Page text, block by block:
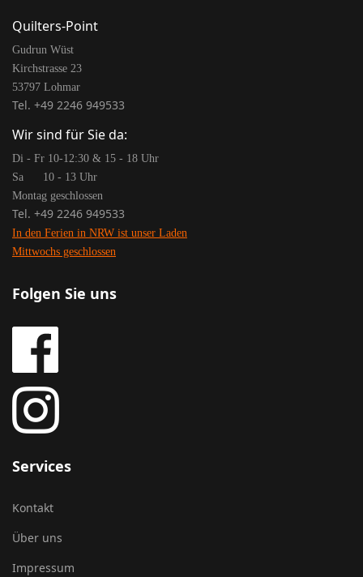
Quilters-Point
Gudrun Wüst
Kirchstrasse 23
53797 Lohmar
Tel. +49 2246 949533
Wir sind für Sie da:
Di - Fr 10-12:30 & 15 - 18 Uhr
Sa 10 - 13 Uhr
Montag geschlossen
Tel. +49 2246 949533
In den Ferien in NRW ist unser Laden
Mittwochs geschlossen
Folgen Sie uns
Services
Kontakt
Über uns
Impressum